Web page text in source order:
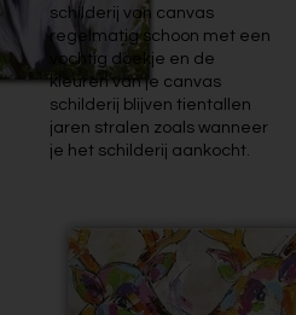
schilderij van canvas
regelmatig schoon met een
vochtig doekje en de
kleuren van je canvas
schilderij blijven tientallen
jaren stralen zoals wanneer
je het schilderij aankocht.